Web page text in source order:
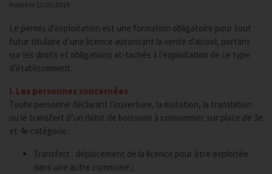
Publié le 12/03/2019
Le permis d’exploitation est une formation obligatoire pour tout
futur titulaire d’une licence autorisant la vente d’alcool, portant
sur les droits et obligations at-tachés à l’exploitation de ce type
d’établissement.
I. Les personnes concernées
Toute personne déclarant l’ouverture, la mutation, la translation
ou le transfert d’un débit de boissons à consommer sur place de 3e
et 4e catégorie :
Transfert : déplacement de la licence pour être exploitée
dans une autre commune ;